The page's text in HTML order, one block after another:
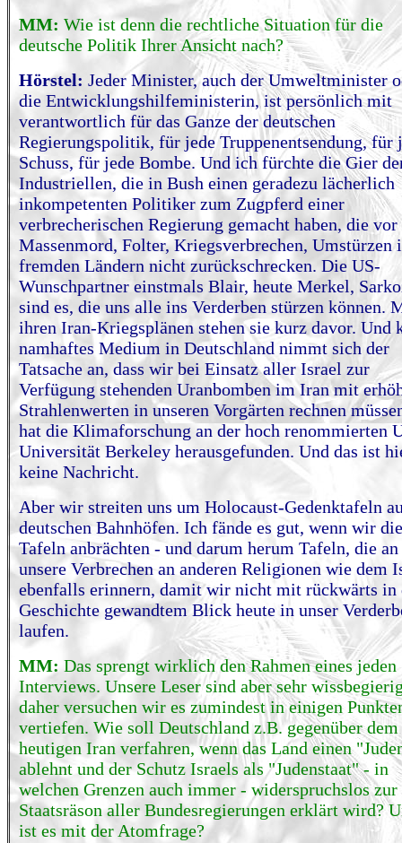
MM: Wie ist denn die rechtliche Situation für die
deutsche Politik Ihrer Ansicht nach?
Hörstel: Jeder Minister, auch der Umweltminister
die Entwicklungshilfeministerin, ist persönlich mit
verantwortlich für das Ganze der deutschen
Regierungspolitik, für jede Truppenentsendung, für
Schuss, für jede Bombe. Und ich fürchte die Gier
Industriellen, die in Bush einen geradezu lächerlich
inkompetenten Politiker zum Zugpferd einer
verbrecherischen Regierung gemacht haben, die vor
Massenmord, Folter, Kriegsverbrechen, Umstürzen
fremden Ländern nicht zurückschrecken. Die US-
Wunschpartner einstmals Blair, heute Merkel,
sind es, die uns alle ins Verderben stürzen können.
ihren Iran-Kriegsplänen stehen sie kurz davor. Und
namhaftes Medium in Deutschland nimmt sich der
Tatsache an, dass wir bei Einsatz aller Israel zur
Verfügung stehenden Uranbomben im Iran mit
Strahlenwerten in unseren Vorgärten rechnen
hat die Klimaforschung an der hoch renommierten
Universität Berkeley herausgefunden. Und das ist
keine Nachricht.
Aber wir streiten uns um Holocaust-Gedenktafeln
deutschen Bahnhöfen. Ich fände es gut, wenn wir
Tafeln anbrächten - und darum herum Tafeln, die an
unsere Verbrechen an anderen Religionen wie dem
ebenfalls erinnern, damit wir nicht mit rückwärts in
Geschichte gewandtem Blick heute in unser
laufen.
MM: Das sprengt wirklich den Rahmen eines jeden
Interviews. Unsere Leser sind aber sehr
daher versuchen wir es zumindest in einigen
vertiefen. Wie soll Deutschland z.B. gegenüber dem
heutigen Iran verfahren, wenn das Land einen
ablehnt und der Schutz Israels als "Judenstaat" - in
welchen Grenzen auch immer - widerspruchslos zur
Staatsräson aller Bundesregierungen erklärt wird?
ist es mit der Atomfrage?